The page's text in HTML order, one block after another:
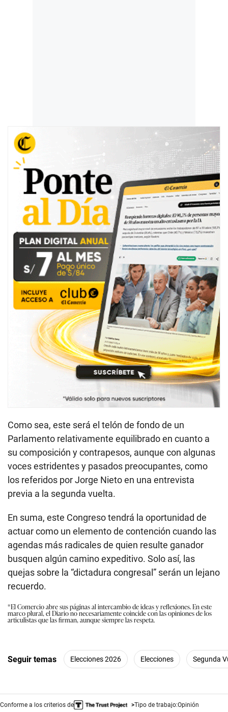
Como sea, este será el telón de fondo de un
Parlamento relativamente equilibrado en cuanto a
su composición y contrapesos, aunque con algunas
voces estridentes y pasados preocupantes, como
los referidos por Jorge Nieto en una entrevista
previa a la segunda vuelta.
En suma, este Congreso tendrá la oportunidad de
actuar como un elemento de contención cuando las
agendas más radicales de quien resulte ganador
busquen algún camino expeditivo. Solo así, las
quejas sobre la “dictadura congresal” serán un lejano
recuerdo.
*El Comercio abre sus páginas al intercambio de ideas y reflexiones. En este
marco plural, el Diario no necesariamente coincide con las opiniones de los
articulistas que las firman, aunque siempre las respeta.
Seguir temas Elecciones 2026 Elecciones Segunda
Conforme a los criterios de Tipo de trabajo:Opinión